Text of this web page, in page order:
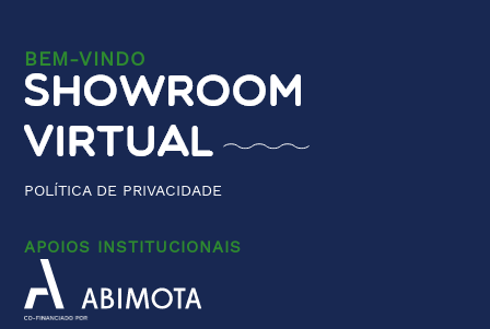
BEM-VINDO
POLÍTICA DE PRIVACIDADE
APOIOS INSTITUCIONAIS